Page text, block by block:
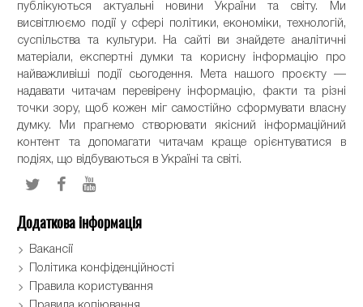
публікуються актуальні новини України та світу. Ми
висвітлюємо події у сфері політики, економіки, технологій,
суспільства та культури. На сайті ви знайдете аналітичні
матеріали, експертні думки та корисну інформацію про
найважливіші події сьогодення. Мета нашого проєкту —
надавати читачам перевірену інформацію, факти та різні
точки зору, щоб кожен міг самостійно сформувати власну
думку. Ми прагнемо створювати якісний інформаційний
контент та допомагати читачам краще орієнтуватися в
подіях, що відбуваються в Україні та світі.
Додаткова інформація
Вакансії
Політика конфіденційності
Правила користування